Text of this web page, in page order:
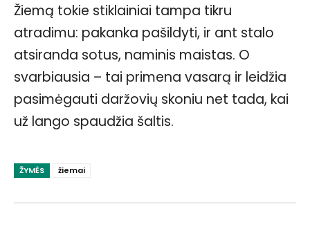
Žiemą tokie stiklainiai tampa tikru
atradimu: pakanka pašildyti, ir ant stalo
atsiranda sotus, naminis maistas. O
svarbiausia – tai primena vasarą ir leidžia
pasimėgauti daržovių skoniu net tada, kai
už lango spaudžia šaltis.
ŽYMĖS žiemai